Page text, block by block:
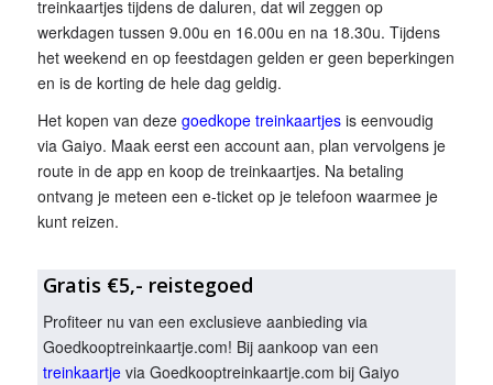
treinkaartjes tijdens de daluren, dat wil zeggen op
werkdagen tussen 9.00u en 16.00u en na 18.30u. Tijdens
het weekend en op feestdagen gelden er geen beperkingen
en is de korting de hele dag geldig.
Het kopen van deze goedkope treinkaartjesis eenvoudig
via Gaiyo. Maak eerst een account aan, plan vervolgens je
route in de app en koop de treinkaartjes. Na betaling
ontvang je meteen een e-ticket op je telefoon waarmee je
kunt reizen.
Gratis €5,- reistegoed
Profiteer nu van een exclusieve aanbieding via
Goedkooptreinkaartje.com! Bij aankoop van een
treinkaartjevia Goedkooptreinkaartje.com bij Gaiyo